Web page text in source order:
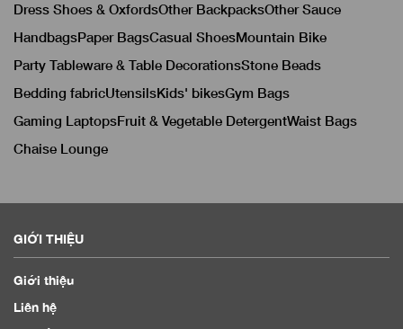
Dress Shoes & OxfordsOther BackpacksOther Sauce
HandbagsPaper BagsCasual ShoesMountain Bike
Party Tableware & Table DecorationsStone Beads
Bedding fabricUtensilsKids' bikesGym Bags
Gaming LaptopsFruit & Vegetable DetergentWaist Bags
Chaise Lounge
GIỚI THIỆU
Giới thiệu
Liên hệ